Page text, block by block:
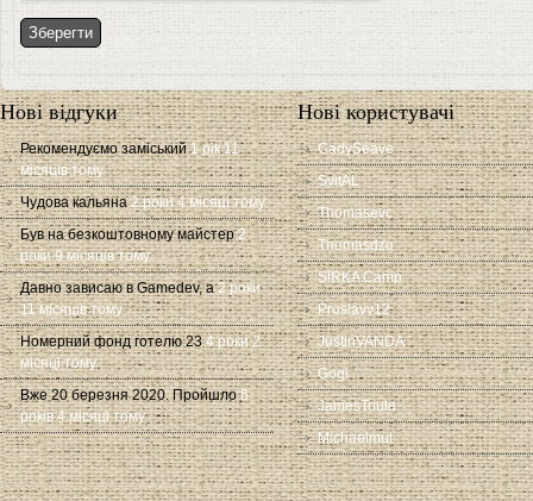
Нові відгуки
Рекомендуємо заміський 1 рік 11
місяців тому
Чудова кальяна 2 роки 4 місяці тому
Був на безкоштовному майстер 2
роки 9 місяців тому
Давно зависаю в Gamedev, а 2 роки
11 місяців тому
Номерний фонд готелю 23 4 роки 2
місяці тому
Вже 20 березня 2020. Пройшло 6
років 4 місяці тому
Нові користувачі
CadySeave
SvitAL
Thomasevc
Thomasdzq
SIRKA Camp
Proslavv12
JustinVANDA
Gogi
JamesToula
Michaelmut